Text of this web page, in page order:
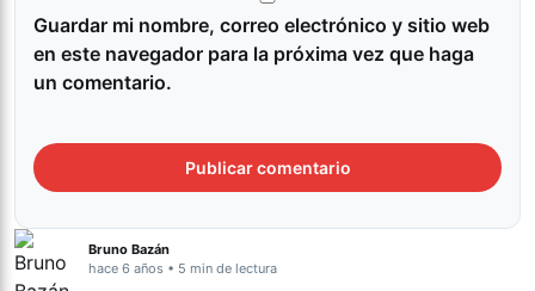
Guardar mi nombre, correo electrónico y sitio web
en este navegador para la próxima vez que haga
un comentario.
Bruno Bazán
hace 6 años • 5 min de lectura